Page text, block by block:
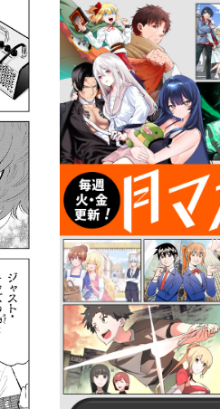
詳細ページへのリンク